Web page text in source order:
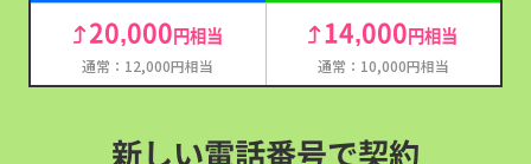
20,000円相当
通常：12,000円相当
14,000円相当
通常：10,000円相当
新しい電話番号で契約